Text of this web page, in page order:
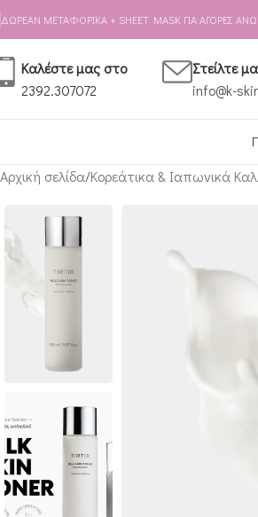
Skip to navigation
Skip to main content
ΔΩΡΕΑΝ ΜΕΤΑΦΟΡΙΚΑ + SHEET MASK ΓΙΑ ΑΓΟΡΕΣ
Καλέστε μας στο
2392.307072
Στείλτε
info@k-
Αρχική σελίδα Κορεάτικα & Ιαπωνικά